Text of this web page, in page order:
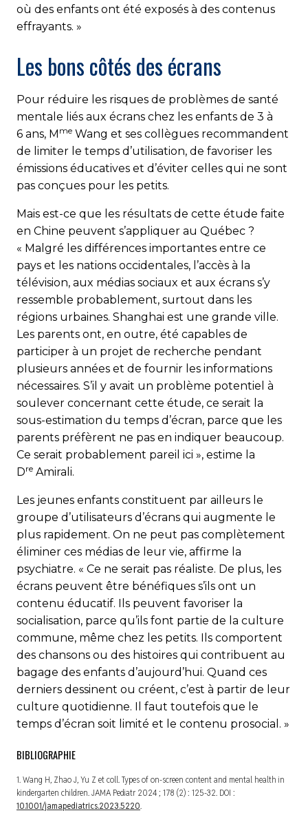
où des enfants ont été exposés à des contenus
effrayants. »
Les bons côtés des écrans
Pour réduire les risques de problèmes de santé
mentale liés aux écrans chez les enfants de 3 à
6 ans, M me Wang et ses collègues recommandent
de limiter le temps d’utilisation, de favoriser les
émissions éducatives et d’éviter celles qui ne sont
pas conçues pour les petits.
Mais est-ce que les résultats de cette étude faite
en Chine peu­vent s’appliquer au Québec ?
« Malgré les différences importantes entre ce
pays et les nations occidentales, l’accès à la
télévision, aux médias sociaux et aux écrans s’y
ressemble probablement, surtout dans les
régions urbaines. Shanghai est une grande ville.
Les parents ont, en outre, été capables de
participer à un projet de recherche pendant
plusieurs années et de fournir les informations
nécessaires. S’il y avait un problème potentiel à
soulever concernant cette étude, ce serait la
sous-estimation du temps d’écran, parce que les
parents préfèrent ne pas en indiquer beaucoup.
Ce serait probablement pareil ici », estime la
Dre Amirali.
Les jeunes enfants constituent par ailleurs le
groupe d’utilisateurs d’écrans qui augmente le
plus rapidement. On ne peut pas complètement
éliminer ces médias de leur vie, affirme la
psychiatre. « Ce ne serait pas réaliste. De plus, les
écrans peuvent être bénéfiques s’ils ont un
contenu éducatif. Ils peuvent favoriser la
socialisation, parce qu’ils font partie de la culture
commune, même chez les petits. Ils comportent
des chansons ou des histoires qui contribuent au
bagage des enfants d’aujourd’hui. Quand ces
derniers dessinent ou créent, c’est à partir de leur
culture quotidienne. Il faut toutefois que le
temps d’écran soit limité et le contenu prosocial. »
BIBLIOGRAPHIE
1. Wang H, Zhao J, Yu Z et coll. Types of on-screen content and mental health in
kindergarten children.JAMA Pediatr 2024 ; 178 (2) : 125-32. DOI :
10.1001/jamapediatrics.2023.5220.